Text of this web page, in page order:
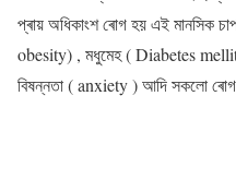
প্ৰায় অধিকাংশ ৰোগ হয় এই মানসিক
obesity) , মধুমেহ ( Diabetes
বিষন্নতা ( anxiety ) আদি সকলো ৰোগ